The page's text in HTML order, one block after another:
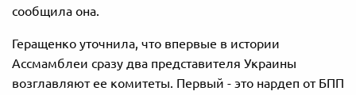
сообщила она.
Геращенко уточнила, что впервые в истории
Ассмамблеи сразу два представителя Украины
возглавляют ее комитеты. Первый - это нардеп от БПП